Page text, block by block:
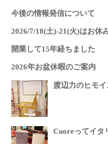
今後の情報発信について
2026/7/18(土)-21(火)はお休
開業して15年経ちました
2026年お盆休暇のご案内
渡辺力のヒモイ
Cuoreってイタ